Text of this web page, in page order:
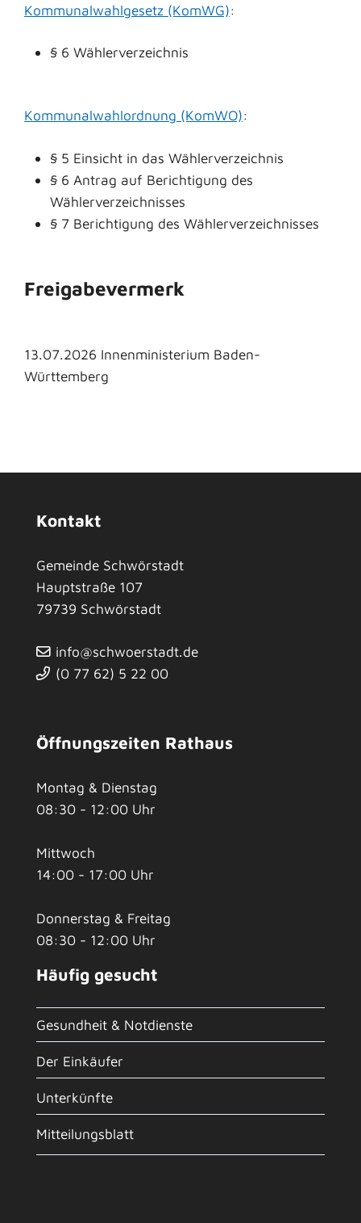
Kommunalwahlgesetz (KomWG):
§ 6 Wählerverzeichnis
Kommunalwahlordnung (KomWO):
§ 5 Einsicht in das Wählerverzeichnis
§ 6 Antrag auf Berichtigung des
Wählerverzeichnisses
§ 7 Berichtigung des Wählerverzeichnisses
Freigabevermerk
13.07.2026 Innenministerium Baden-
Württemberg
Kontakt
Gemeinde Schwörstadt
Hauptstraße 107
79739 Schwörstadt
info@schwoerstadt.de
(0 77 62) 5 22 00
Öffnungszeiten Rathaus
Montag & Dienstag
08:30 - 12:00 Uhr
Mittwoch
14:00 - 17:00 Uhr
Donnerstag & Freitag
08:30 - 12:00 Uhr
Häufig gesucht
Gesundheit & Notdienste
Der Einkäufer
Unterkünfte
Mitteilungsblatt